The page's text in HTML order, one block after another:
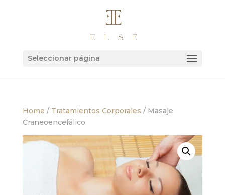
Seleccionar página
Home / Tratamientos Corporales / Masaje
Craneoencefálico